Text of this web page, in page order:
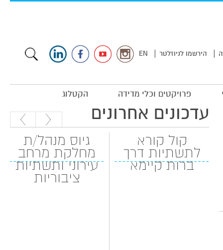
EN | הירשמו לניוזלטר |
פרויקטים וכלי מדידה הקטלוג
עדכונים אחרונים
קול קורא
לתשתיות דרך
ברות קיימא
גיוס מנהל/ת
מחלקת מרחב
עירוני ותשתיות
ציבוריות